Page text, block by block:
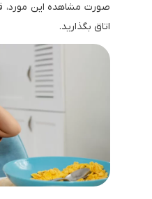
صورت مشاهده این مورد،
اتاق بگذارید.